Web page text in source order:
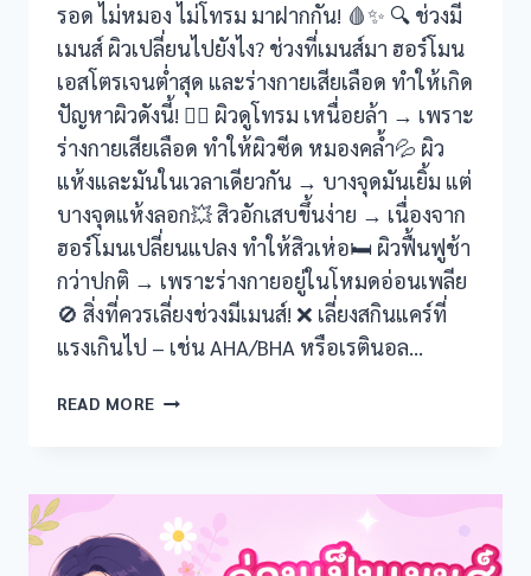
รอด ไม่หมอง ไม่โทรม มาฝากกัน! 🩸✨ 🔍 ช่วงมี
เมนส์ ผิวเปลี่ยนไปยังไง? ช่วงที่เมนส์มา ฮอร์โมน
เอสโตรเจนต่ำสุด และร่างกายเสียเลือด ทำให้เกิด
ปัญหาผิวดังนี้! 😵‍💫 ผิวดูโทรม เหนื่อยล้า → เพราะ
ร่างกายเสียเลือด ทำให้ผิวซีด หมองคล้ำ💦 ผิว
แห้งและมันในเวลาเดียวกัน → บางจุดมันเยิ้ม แต่
บางจุดแห้งลอก💥 สิวอักเสบขึ้นง่าย → เนื่องจาก
ฮอร์โมนเปลี่ยนแปลง ทำให้สิวเห่อ🛏️ ผิวฟื้นฟูช้า
กว่าปกติ → เพราะร่างกายอยู่ในโหมดอ่อนเพลีย
🚫 สิ่งที่ควรเลี่ยงช่วงมีเมนส์! ❌ เลี่ยงสกินแคร์ที่
แรงเกินไป – เช่น AHA/BHA หรือเรตินอล…
READ MOREเป็น
ไง
ให้